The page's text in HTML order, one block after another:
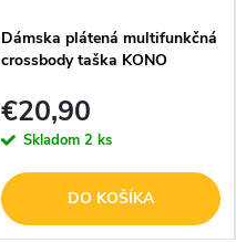
Dámska plátená multifunkčná
crossbody taška KONO
€20,90
Skladom 2 ks
DO KOŠÍKA